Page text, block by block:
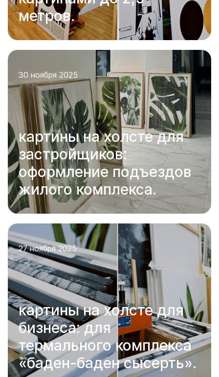
метров.
30 ноября 2025
картины на холсте для
застройщиков:
оформление подъездов
жилого комплекса.
27 ноября 2025
картины на холсте для
бизнеса: для
термального комплекса
«баден-баден сысерть».